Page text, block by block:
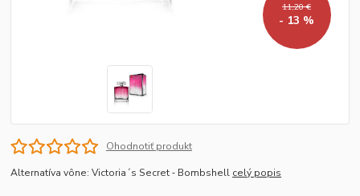
11,20 €
- 13 %
Ohodnotiť produkt
Alternatíva vône: Victoria´s Secret ‐ Bombshell celý popis